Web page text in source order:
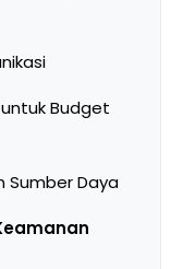
Budget
Daya